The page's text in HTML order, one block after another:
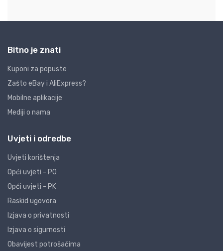
Bitno je znati
Kuponi za popuste
Zašto eBay i AliExpress?
Mobilne aplikacije
Mediji o nama
Uvjeti i odredbe
Uvjeti korištenja
Opći uvjeti - PO
Opći uvjeti - PK
Raskid ugovora
Izjava o privatnosti
Izjava o sigurnosti
Obavijest potrošačima